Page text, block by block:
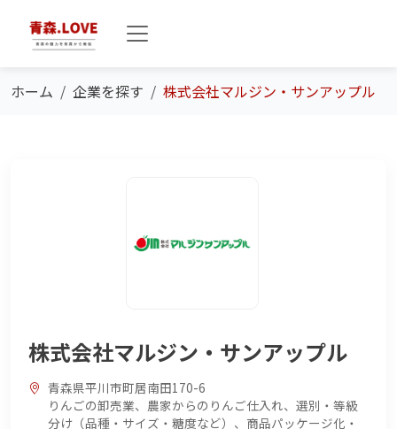
ホーム 企業を探す 株式会社マルジン・サンアップル
株式会社マルジン・サンアップル
青森県平川市町居南田170-6
りんごの卸売業、農家からのりんご仕入れ、選別・等級
分け（品種・サイズ・糖度など）、商品パッケージ化・